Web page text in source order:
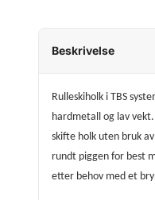
Beskrivelse
Rulleskiholk i TBS
hardmetall og lav
skifte holk uten bruk
rundt piggen for best
etter behov med et